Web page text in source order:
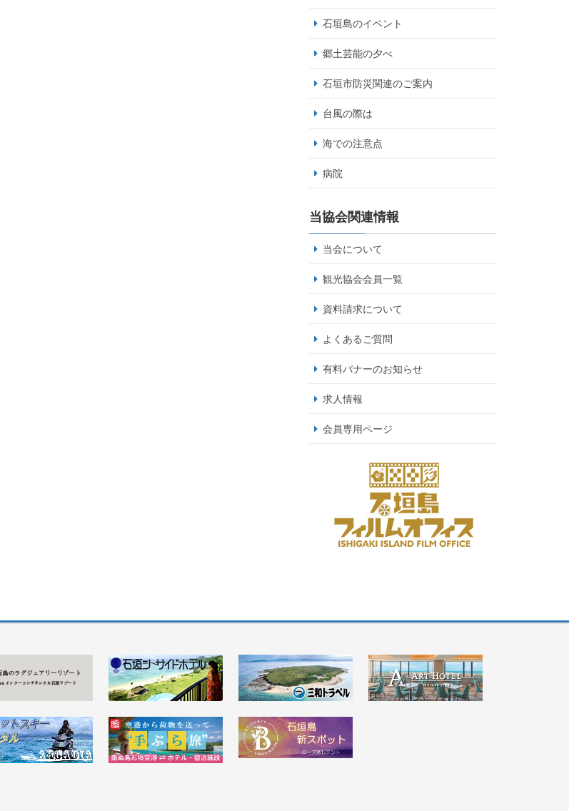
石垣島のイベント
郷土芸能の夕べ
石垣市防災関連のご案内
台風の際は
海での注意点
病院
当協会関連情報
当会について
観光協会会員一覧
資料請求について
よくあるご質問
有料バナーのお知らせ
求人情報
会員専用ページ